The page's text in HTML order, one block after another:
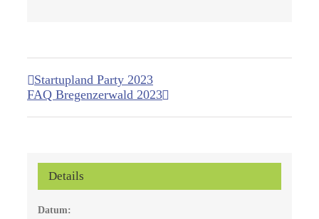
Startupland Party 2023
FAQ Bregenzerwald 2023
Details
Datum: